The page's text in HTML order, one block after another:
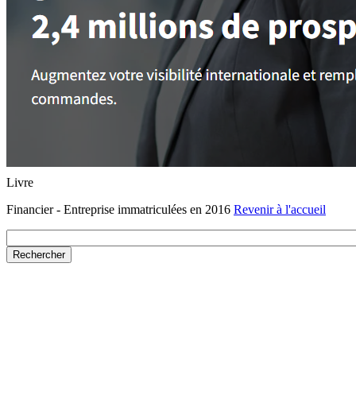
Livre
Financier - Entreprise immatriculées en 2016 Revenir à l'accueil